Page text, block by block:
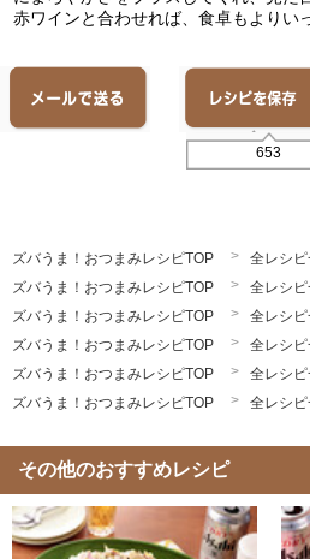
赤ワインと合わせれば、食卓もよりい
653
ズバうま！おつまみレシピTOP 全レシ
ズバうま！おつまみレシピTOP
全レシ
ズバうま！おつまみレシピTOP
全レシ
ズバうま！おつまみレシピTOP
全レシ
ズバうま！おつまみレシピTOP
全レシ
ズバうま！おつまみレシピTOP
全レシ
その他のおすすめレシピ